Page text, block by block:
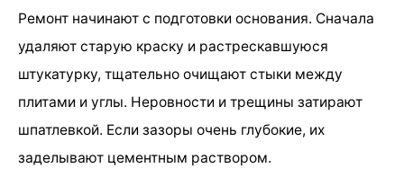
Ремонт начинают с подготовки основания. Сначала
удаляют старую краску и растрескавшуюся
штукатурку, тщательно очищают стыки между
плитами и углы. Неровности и трещины затирают
шпатлевкой. Если зазоры очень глубокие, их
заделывают цементным раствором.